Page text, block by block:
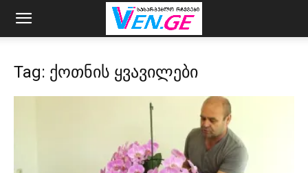
Tag: ქოთნის ყვავილები